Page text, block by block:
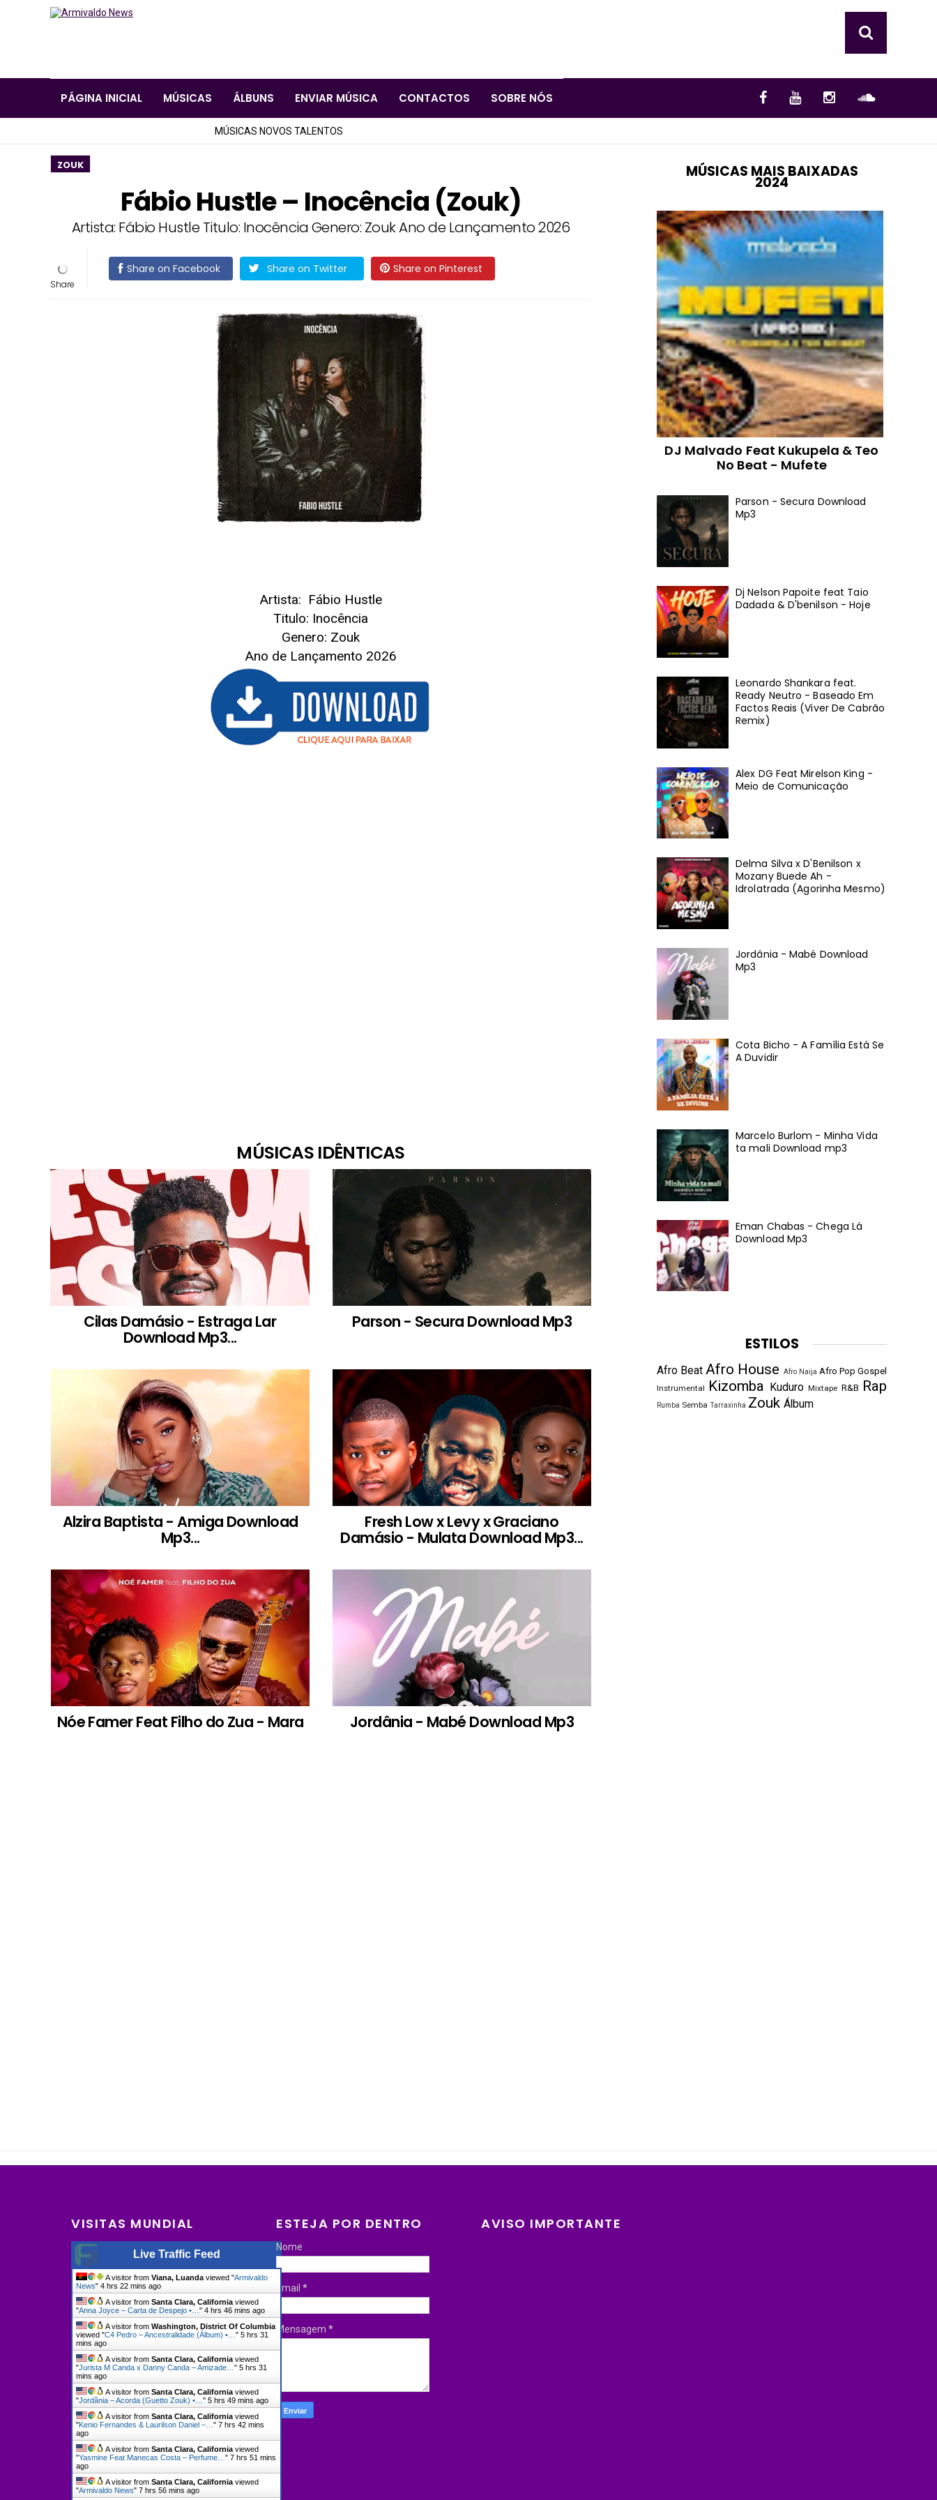
PÁGINA INICIAL MÚSICAS ÁLBUNS ENVIAR MÚSICA CONTACTOS SOBRE NÓS
MÚSICAS NOVOS TALENTOS
ZOUK
Fábio Hustle – Inocência (Zouk)
Artista: Fábio Hustle Titulo: Inocência Genero: Zouk Ano de Lançamento 2026
Share on Facebook Share on Twitter Share on Pinterest
Artista: Fábio Hustle
Titulo: Inocência
Genero: Zouk
Ano de Lançamento 2026
MÚSICAS IDÊNTICAS
Cilas Damásio - Estraga Lar
Download Mp3...
Parson - Secura Download Mp3
Alzira Baptista - Amiga Download
Mp3...
Fresh Low x Levy x Graciano
Damásio - Mulata Download Mp3...
Nóe Famer Feat Filho do Zua - Mara Jordânia - Mabé Download Mp3
MÚSICAS MAIS BAIXADAS
2024
DJ Malvado Feat Kukupela & Teo
No Beat - Mufete
Parson - Secura Download
Mp3
Dj Nelson Papoite feat Taio
Dadada & D'benilson - Hoje
Leonardo Shankara feat.
Ready Neutro - Baseado Em
Factos Reais (Viver De Cabrão
Remix)
Alex DG Feat Mirelson King -
Meio de Comunicação
Delma Silva x D'Benilson x
Mozany Buede Ah -
Idrolatrada (Agorinha Mesmo)
Jordânia - Mabé Download
Mp3
Cota Bicho - A Família Está Se
A Duvidir
Marcelo Burlom - Minha Vida
ta mali Download mp3
Eman Chabas - Chega Lá
Download Mp3
ESTILOS
Afro Beat Afro House Afro Naija Afro Pop Gospel
Instrumental Kizomba Kuduro Mixtape R&B Rap
Rumba Semba Tarraxinha Zouk Álbum
VISITAS MUNDIAL
Live Traffic Feed
A visitor from Viana, Luanda viewed "Armivaldo
News" 4 hrs 22 mins ago
A visitor from Santa Clara, California viewed
"Anna Joyce – Carta de Despejo •… " 4 hrs 46 mins ago
A visitor from Washington, District Of Columbia
viewed "C4 Pedro – Ancestralidade (Álbum) •… " 5 hrs 31
mins ago
A visitor from Santa Clara, California viewed
"Jurista M Canda x Danny Canda – Amizade… " 5 hrs 31
mins ago
A visitor from Santa Clara, California viewed
"Jordânia – Acorda (Guetto Zouk) •… " 5 hrs 49 mins ago
A visitor from Santa Clara, California viewed
"Kenio Fernandes & Laurilson Daniel –… " 7 hrs 42 mins
ago
A visitor from Santa Clara, California viewed
"Yasmine Feat Manecas Costa – Perfume… " 7 hrs 51 mins
ago
A visitor from Santa Clara, California viewed
"Armivaldo News" 7 hrs 56 mins ago
ESTEJA POR DENTRO
Nome
Email *
Mensagem *
AVISO IMPORTANTE